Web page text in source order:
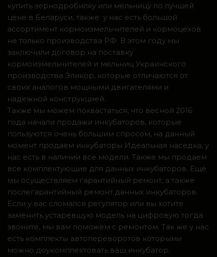
купить зернодробилку или мельницу по лучшей
цене в Беларуси, также у нас есть большой
ассортимент кормоизмельчителей и кормоцехов
не только производства РФ. В этом году мы
заключили договор на поставку
кормоизмельчителей и мельниц Украинского
производства Эликор, которые отличаются от
своих аналогов мощными двигателями и
надежной конструкцией.
Также мы можем похвастаться, что весной 2016
года начали продажи инкубаторов, которые
пользуются очень большим спросом, на данный
момент продаем инкубаторы Идеальная наседка, у
нас есть в наличии все модели. Также мы продаем
все комплектующие для данных инкубаторов. Ещё
мы осуществляем гарантийный ремонт, а также
послегарантийный ремонт данных инкубаторов.
Если у вас сломался регулятор или вы хотите
заменить устаревшую модель на цифровую тогда
звоните, мы вам поможем с ремонтом. Так же у нас
есть комплекты автопереворотов которыми
можно доукомплектовать ваш инкубатор.